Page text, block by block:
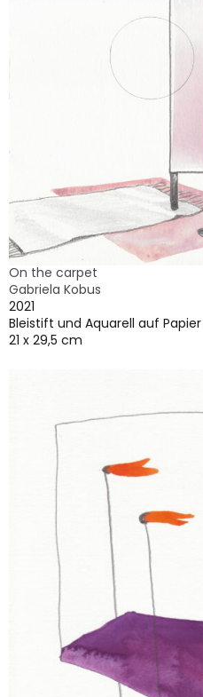
On the carpet
Gabriela Kobus
2021
Bleistift und Aquarell auf Papier
21 x 29,5 cm